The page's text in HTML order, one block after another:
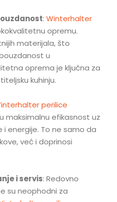
:Winterhalter
opremu.
materijala, što
u
oprema je ključna za
kuhinju.
perilice
maksimalnu efikasnost uz
energije. To ne samo da
već i doprinosi
i servis: Redovno
su neophodni za